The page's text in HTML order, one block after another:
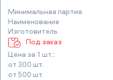
Минимальная партия
Наименование
Изготовитель
Под заказ
Цена за 1 шт.:
от 300 шт.
от 500 шт.